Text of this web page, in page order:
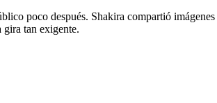
poco después. Shakira compartió
gira tan exigente.